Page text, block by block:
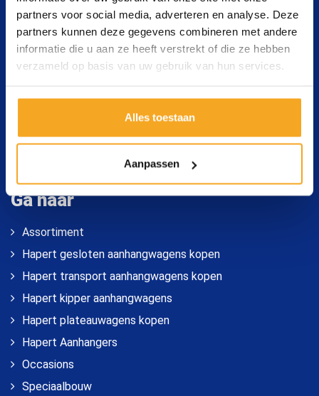
partners voor social media, adverteren en analyse. Deze
partners kunnen deze gegevens combineren met andere
informatie die u aan ze heeft verstrekt of die ze hebben
verzameld op basis van uw gebruik van hun services.
Alles toestaan
Aanpassen
Contact opnemen
Wat voor aanhangwagen heeft u nodig? Vraag ons
Ga naar
Assortiment
Hapert gesloten aanhangwagens kopen
Hapert transport aanhangwagens kopen
Hapert kipper aanhangwagens
Hapert plateauwagens kopen
Hapert Aanhangers
Occasions
Speciaalbouw